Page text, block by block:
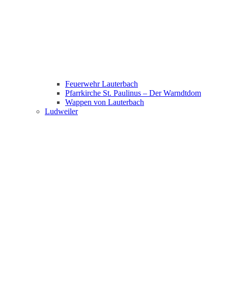
Feuerwehr Lauterbach
Pfarrkirche St. Paulinus – Der Warndtdom
Wappen von Lauterbach
Ludweiler